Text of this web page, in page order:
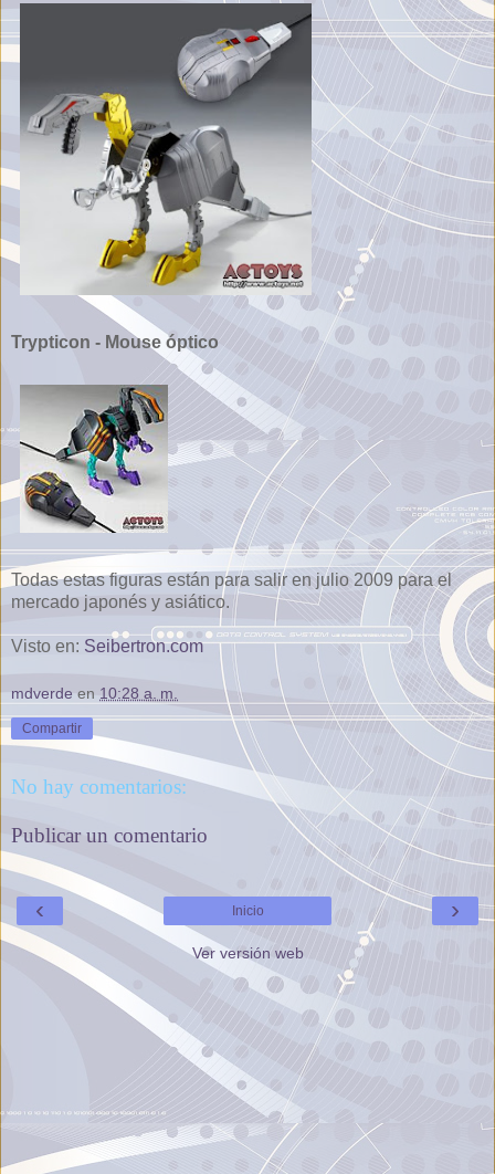
Trypticon - Mouse óptico
Todas estas figuras están para salir en julio 2009 para el
mercado japonés y asiático.
Visto en: Seibertron.com
mdverde en 10:28 a. m.
Compartir
No hay comentarios:
Publicar un comentario
‹ ›
Inicio
Ver versión web